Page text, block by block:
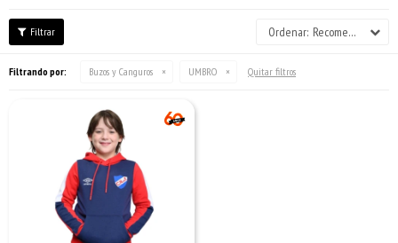
Recomendados
Filtrando por: Buzos y Canguros UMBRO Quitar filtros